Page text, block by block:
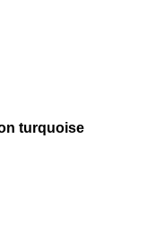
turquoise